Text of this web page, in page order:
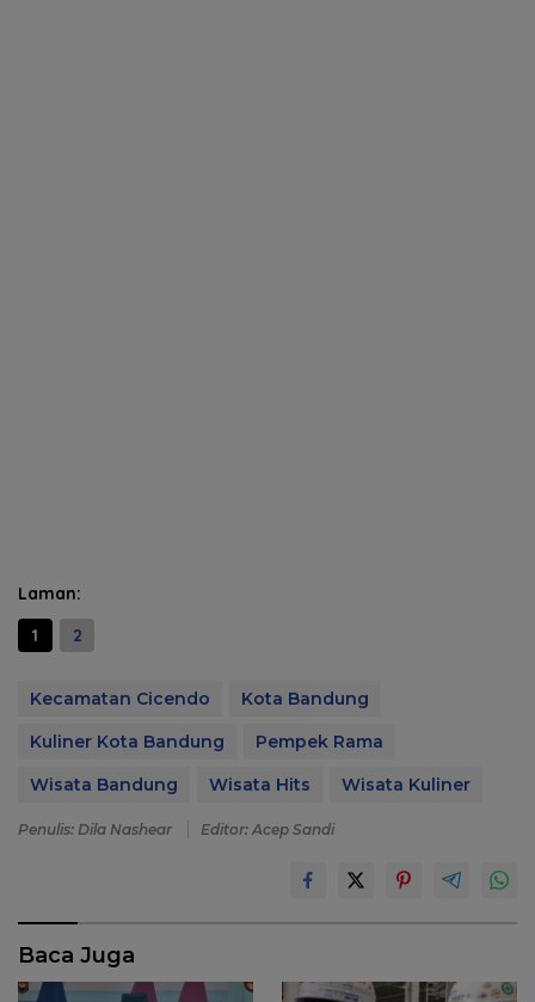
Laman:
1
2
Kecamatan Cicendo
Kota Bandung
Kuliner Kota Bandung
Pempek Rama
Wisata Bandung
Wisata Hits Wisata Kuliner
Penulis: Dila Nashear Editor: Acep Sandi
Baca Juga